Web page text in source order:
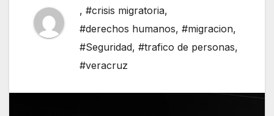
, #crisis migratoria,
#derechos humanos, #migracion,
#Seguridad, #trafico de personas,
#veracruz